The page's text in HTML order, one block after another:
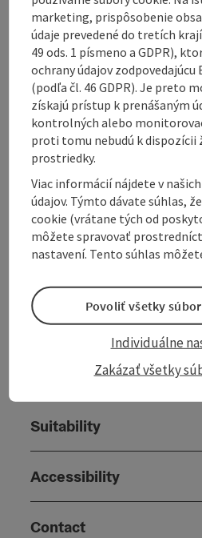
the hike.
This relaxed loop takes you
landscape of the Innviertel
opportunity to enjoy the
TIPS
📌 ...
Display complete description
Tour and route
Suitability
Accessibility
Contact
marketing, prispôsobenie
údaje prevedené do tretích
49 ods. 1 písmeno a GDPR),
ochrany údajov zodpovedajúcu
(podľa čl. 46 GDPR). Je preto
získajú prístup k prenášaným
kontrolných alebo
proti tomu nebudú k dispozícii
prostriedky.
Viac informácií nájdete v
údajov. Týmto dávate súhlas,
cookie (vrátane tých od
môžete spravovať
nastavení. Tento súhlas
Zakázať všetky
Individuálne
Povoliť všetky